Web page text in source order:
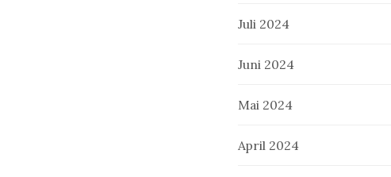
Juli 2024
Juni 2024
Mai 2024
April 2024